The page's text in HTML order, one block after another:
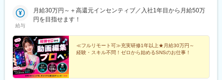
駅、石上駅、江端駅、加納駅(岐阜県)、各務ケ原駅、津島駅、ドー
ム前駅、大小路駅、公園東口駅、三田本町駅、旧居留地・大丸前
県)、西黒崎駅、長崎駅前駅、新宿駅、有楽町駅、四ツ橋駅、府中
本町駅、上野広小路駅、越前花堂駅、茶所駅、ドーム前千代崎
駅、花田口駅、県庁前駅(兵庫県)、郵便局前駅、宇品二丁目駅、比
治山橋駅、旦過駅、天神南駅、五島町駅
本社東京都渋谷区道玄坂1-10-8 渋谷道玄坂東急ビル2F-C■銀座東
京都中央区銀座1-12-4 N&E BLD.6F■六本木東京都港区六本木3-
間ビル■池袋東京都豊島区東池袋2-62-8 BIGオフィスプラザ池袋■
梅田大阪府大阪市北区梅田1-2-2 大阪駅前第2ビル12-12号■名古屋
愛知県名古屋市中村区名駅4-24-5 第2森ビル■博多福岡県福岡市博
多区博多駅前1-23-1 ParkFront博多駅前1丁目5F-B
盛駅、久慈駅、仙台駅、石巻駅、杜せきのした駅、新田駅(宮城
県)、くりこま高原駅、多賀城駅、気仙沼駅、いわき駅、郡山駅(福
駅、秋田駅、横手駅、能代駅、湯沢駅、大久保駅(秋田県)、鷹ノ巣
駅、山形駅、鶴岡駅、酒田駅、米沢駅、天童駅、さくらんぼ東根
駅、寒河江駅、新庄駅、水戸駅、つくば駅、日立駅、勝田駅、土
浦駅、古河駅、取手駅、下館駅、笹川駅、牛久駅、龍ケ崎市駅、
守谷駅、水海道駅、宇都宮駅、小山駅、栃木駅、足利駅、佐野
給与
月給30万円～＋高還元インセンティブ／入社1年目から月給50万
円を目指せます！
≪フルリモート可≫充実研修1年以上★月給30万円～
経験・スキル不問！ゼロから始めるSNSのお仕事！